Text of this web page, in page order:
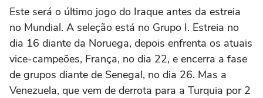
Este será o último jogo do Iraque antes da estreia
no Mundial. A seleção está no Grupo I. Estreia no
dia 16 diante da Noruega, depois enfrenta os atuais
vice-campeões, França, no dia 22, e encerra a fase
de grupos diante de Senegal, no dia 26. Mas a
Venezuela, que vem de derrota para a Turquia por 2